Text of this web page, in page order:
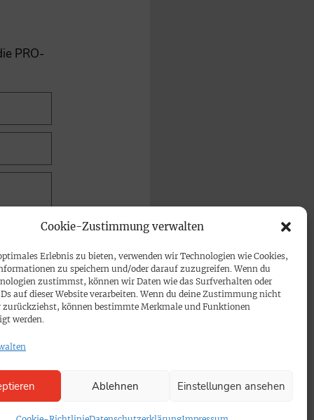
Cookie-Zustimmung verwalten
Erlebnis zu bieten, verwenden wir Technologien wie Cookies,
zu speichern und/oder darauf zuzugreifen. Wenn du
zustimmst, können wir Daten wie das Surfverhalten oder
auf dieser Website verarbeiten. Wenn du deine Zustimmung nicht
zurückziehst, können bestimmte Merkmale und Funktionen
werden.
Ablehnen Einstellungen ansehen
PRO-